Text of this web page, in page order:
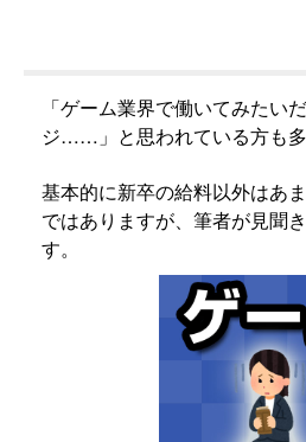
「ゲーム業界で働いてみたい
ジ……」と思われている方も多
基本的に新卒の給料以外はあ
ではありますが、筆者が見聞
す。